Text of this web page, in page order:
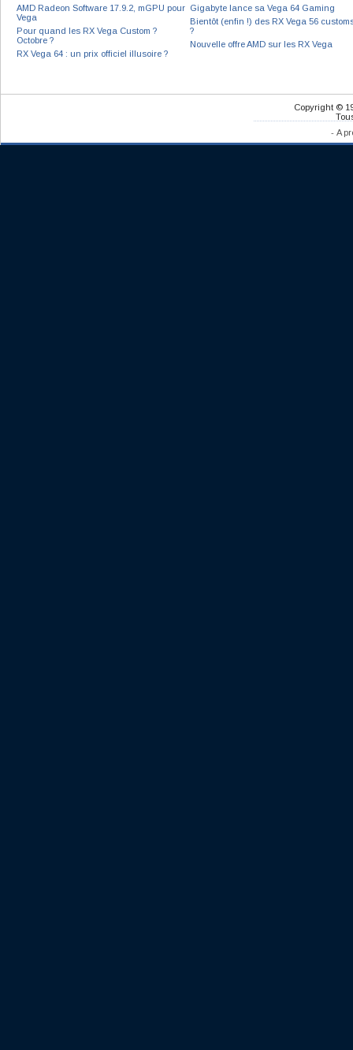
AMD Radeon Software 17.9.2, mGPU pour
Vega
Pour quand les RX Vega Custom ?
Octobre ?
RX Vega 64 : un prix officiel illusoire ?
Gigabyte lance sa Vega 64 Gaming
Bientôt (enfin !) des RX Vega 56
?
Nouvelle offre AMD sur les RX Vega
Copyright ©
- A